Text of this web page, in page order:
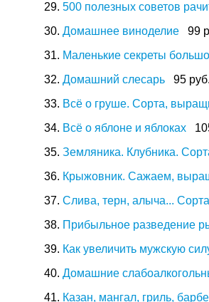
29. 500 полезных советов
30. Домашнее виноделие 99
31. Маленькие секреты
32. Домашний слесарь 95 руб.
33. Всё о груше. Сорта,
34. Всё о яблоне и яблоках
35. Земляника. Клубника.
36. Крыжовник. Сажаем,
37. Слива, терн, алыча...
38. Прибыльное разведение
39. Как увеличить мужскую
40. Домашние
41. Казан, мангал, гриль,